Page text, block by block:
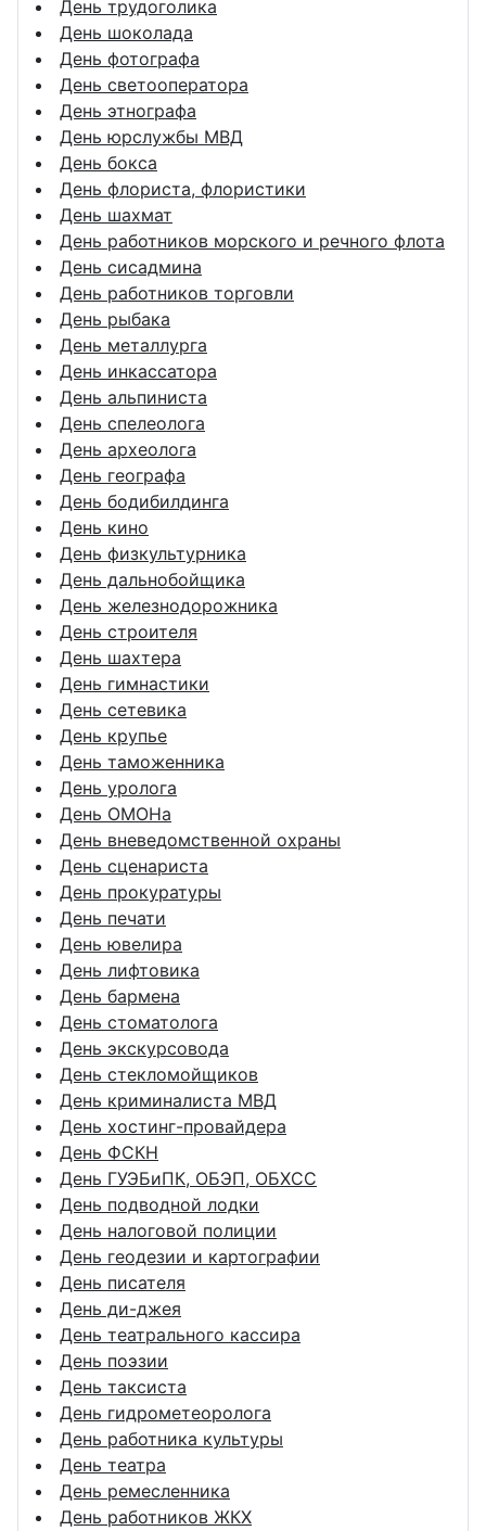
День трудоголика
День шоколада
День фотографа
День светооператора
День этнографа
День юрслужбы МВД
День бокса
День флориста, флористики
День шахмат
День работников морского и речного флота
День сисадмина
День работников торговли
День рыбака
День металлурга
День инкассатора
День альпиниста
День спелеолога
День археолога
День географа
День бодибилдинга
День кино
День физкультурника
День дальнобойщика
День железнодорожника
День строителя
День шахтера
День гимнастики
День сетевика
День крупье
День таможенника
День уролога
День ОМОНа
День вневедомственной охраны
День сценариста
День прокуратуры
День печати
День ювелира
День лифтовика
День бармена
День стоматолога
День экскурсовода
День стекломойщиков
День криминалиста МВД
День хостинг-провайдера
День ФСКН
День ГУЭБиПК, ОБЭП, ОБХСС
День подводной лодки
День налоговой полиции
День геодезии и картографии
День писателя
День ди-джея
День театрального кассира
День поэзии
День таксиста
День гидрометеоролога
День работника культуры
День театра
День ремесленника
День работников ЖКХ